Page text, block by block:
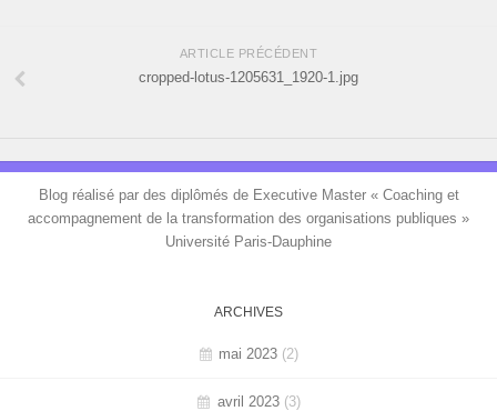
ARTICLE PRÉCÉDENT
cropped-lotus-1205631_1920-1.jpg
Blog réalisé par des diplômés de Executive Master « Coaching et
accompagnement de la transformation des organisations publiques »
Université Paris-Dauphine
ARCHIVES
mai 2023 (2)
avril 2023(3)